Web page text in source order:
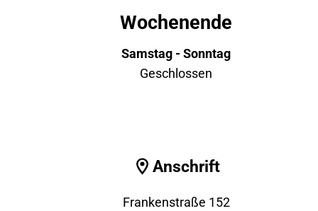
Wochenende
Samstag - Sonntag
Geschlossen
Anschrift
Frankenstraße 152